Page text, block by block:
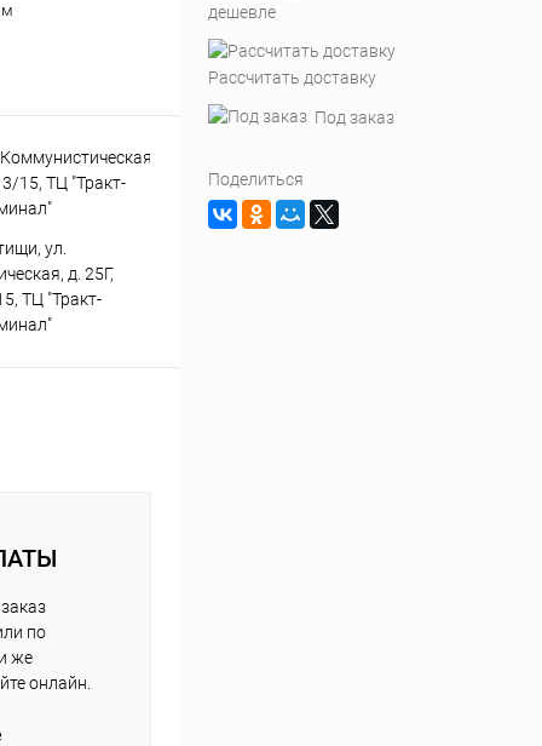
ул.
д. 25Г,
ТЦ "Тракт-
по
же
онлайн.
дешевле
Рассчитать доставку
Под заказ
Поделиться